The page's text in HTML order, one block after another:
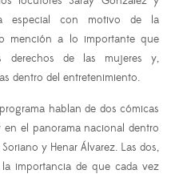
especial con motivo de la
mención a lo importante que
derechos de las mujeres y,
dentro del entretenimiento.
hablan de dos cómicas
el panorama nacional dentro
y Henar Álvarez. Las dos,
importancia de que cada vez